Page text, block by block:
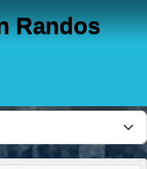
Randos